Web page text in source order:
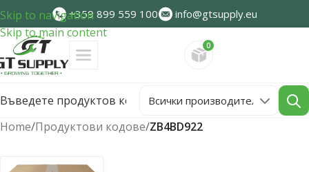
Skip to navigation
Skip to main content
+359 899 559 100 info@gtsupply.eu
0
Home/Продуктови кодове/ZB4BD922